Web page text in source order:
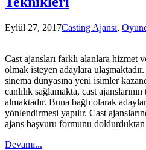
Eylül 27, 2017Casting Ajansı,
Cast ajansları farklı alanlara hizmet
olmak isteyen adaylara
sinema dünyasına yeni isimler
canlılık sağlamakta, cast
almaktadır. Buna bağlı olarak
yönlendirmesi yapılır. Cast
ajans başvuru formunu
Devamı...